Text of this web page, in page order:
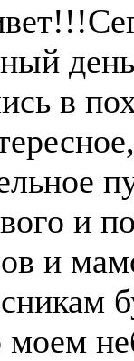
в
и
и
моем